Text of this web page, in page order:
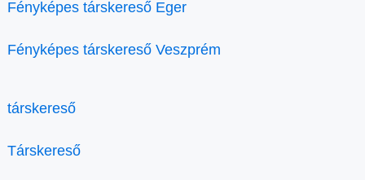
Fényképes társkereső Eger
Fényképes társkereső Veszprém
társkereső
Társkereső